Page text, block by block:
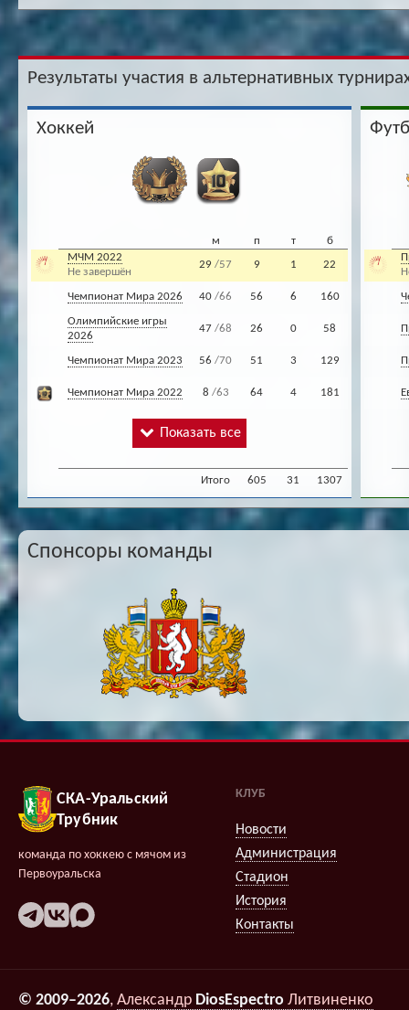
Результаты участия в альтернативных
Хоккей
м п т
б
МЧМ 2022
Не завершён
29 /57 9 1 22
Чемпионат Мира 2026 40 /66 56 6 160
Олимпийские игры
2026
47 /68 26 0 58
Чемпионат Мира 2023 56 /70 51 3 129
Чемпионат Мира 2022 8 /63 64 4 181
Показать все
Итого 605 31 1307
Спонсоры команды
СКА-Уральский
Трубник
команда по хоккею с мячом из
Первоуральска
КЛУБ
Новости
Администрация
Стадион
История
Контакты
© 2009–2026, Александр DiosEspectro Литвиненко